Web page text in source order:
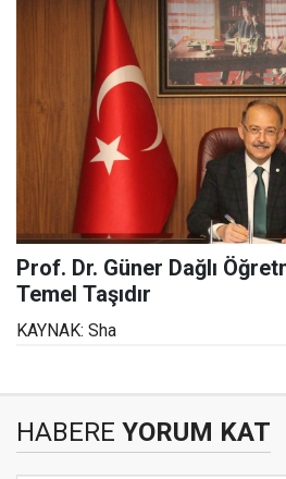
Prof. Dr. Güner Dağlı
Temel Taşıdır
KAYNAK: Sha
HABERE YORUM KAT